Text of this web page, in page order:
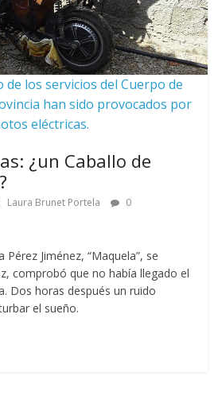
de los servicios del Cuerpo de
han sido provocados por
eléctricas.
¿un Caballo de
Laura Brunet Portela
0
Pérez Jiménez, “Maquela”, se
comprobó que no había llegado el
Dos horas después un ruido
el sueño.